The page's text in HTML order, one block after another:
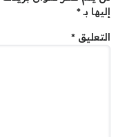
إليها بـ*
التعليق *